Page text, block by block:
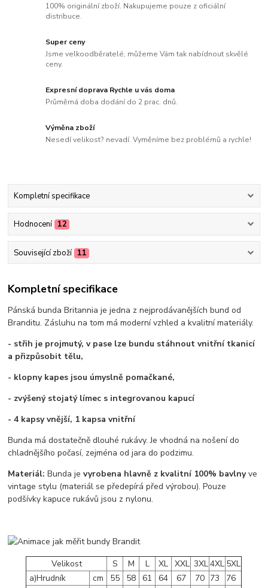
100% originální zboží. Nakupujeme pouze z oficiální
distribuce.
Super ceny
Jsme velkoodběratelé, můžeme Vám tak nabídnout skvělé
ceny.
Expresní doprava Rychle u vás doma
Průměrná doba dodání do 2 prac. dnů.
Výměna zboží
Nesedí velikost? nevadí. Vyměníme bez problémů a rychle!
Kompletní specifikace
Hodnocení 12
Související zboží 11
Kompletní specifikace
Pánská bunda Britannia je jedna z nejprodávanějších bund od
Branditu. Zásluhu na tom má moderní vzhled a kvalitní materiály.
- střih je projmutý, v pase lze bundu stáhnout vnitřní tkanicí
a přizpůsobit tělu,
- klopny kapes jsou úmyslně pomačkané,
- zvýšený stojatý límec s integrovanou kapucí
- 4 kapsy vnější, 1 kapsa vnitřní
Bunda má dostatečně dlouhé rukávy. Je vhodná na nošení do
chladnějšího počasí, zejména od jara do podzimu.
Materiál: Bunda jevyrobena hlavně z kvalitní 100% bavlnyve
vintage stylu (materiál se předepírá před výrobou). Pouze
podšívky kapuce rukávů jsou z nylonu.
Velikost S M L XL XXL 3XL4XL 5XL
a)Hrudník
cm 55 58 61 64 67 70 73
76